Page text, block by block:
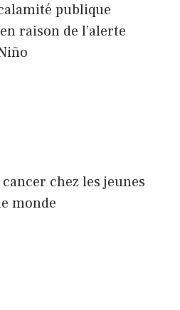
publique
raison de l’alerte
chez les jeunes
monde